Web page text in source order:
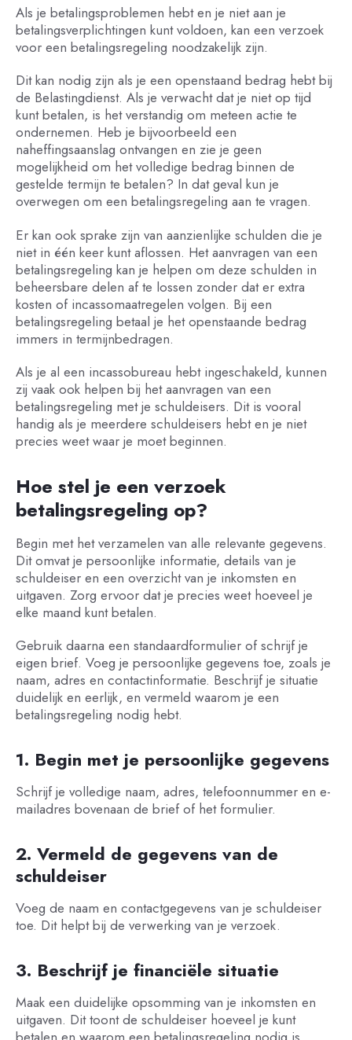
Als je betalingsproblemen hebt en je niet aan je
betalingsverplichtingen kunt voldoen, kan een verzoek
voor een betalingsregeling noodzakelijk zijn.
Dit kan nodig zijn als je een openstaand bedrag hebt bij
de Belastingdienst. Als je verwacht dat je niet op tijd
kunt betalen, is het verstandig om meteen actie te
ondernemen. Heb je bijvoorbeeld een
naheffingsaanslag ontvangen en zie je geen
mogelijkheid om het volledige bedrag binnen de
gestelde termijn te betalen? In dat geval kun je
overwegen om een betalingsregeling aan te vragen.
Er kan ook sprake zijn van aanzienlijke schulden die je
niet in één keer kunt aflossen. Het aanvragen van een
betalingsregeling kan je helpen om deze schulden in
beheersbare delen af te lossen zonder dat er extra
kosten of incassomaatregelen volgen. Bij een
betalingsregeling betaal je het openstaande bedrag
immers in termijnbedragen.
Als je al een incassobureau hebt ingeschakeld, kunnen
zij vaak ook helpen bij het aanvragen van een
betalingsregeling met je schuldeisers. Dit is vooral
handig als je meerdere schuldeisers hebt en je niet
precies weet waar je moet beginnen.
Hoe stel je een verzoek
betalingsregeling op?
Begin met het verzamelen van alle relevante gegevens.
Dit omvat je persoonlijke informatie, details van je
schuldeiser en een overzicht van je inkomsten en
uitgaven. Zorg ervoor dat je precies weet hoeveel je
elke maand kunt betalen.
Gebruik daarna een standaardformulier of schrijf je
eigen brief. Voeg je persoonlijke gegevens toe, zoals je
naam, adres en contactinformatie. Beschrijf je situatie
duidelijk en eerlijk, en vermeld waarom je een
betalingsregeling nodig hebt.
1. Begin met je persoonlijke gegevens
Schrijf je volledige naam, adres, telefoonnummer en e-
mailadres bovenaan de brief of het formulier.
2. Vermeld de gegevens van de
schuldeiser
Voeg de naam en contactgegevens van je schuldeiser
toe. Dit helpt bij de verwerking van je verzoek.
3. Beschrijf je financiële situatie
Maak een duidelijke opsomming van je inkomsten en
uitgaven. Dit toont de schuldeiser hoeveel je kunt